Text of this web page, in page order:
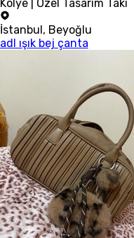
Kolye | Özel Tasarım Takı
İstanbul, Beyoğlu
adl ışık bej çanta